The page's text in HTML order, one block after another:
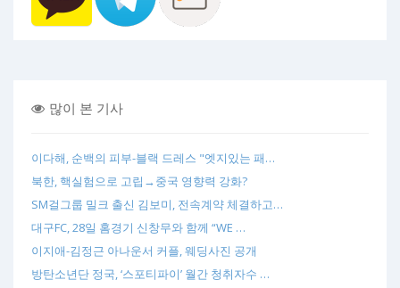
많이 본 기사
이다해, 순백의 피부-블랙 드레스 "엣지있는 패…
북한, 핵실험으로 고립→중국 영향력 강화?
SM걸그룹 밀크 출신 김보미, 전속계약 체결하고…
대구FC, 28일 홈경기 신창무와 함께 “WE …
이지애-김정근 아나운서 커플, 웨딩사진 공개
방탄소년단 정국, ‘스포티파이’ 월간 청취자수 …